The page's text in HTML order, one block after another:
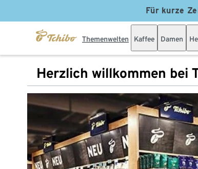
Für kurze
Themenwelten Kaffee Damen
Herzlich willkommen bei